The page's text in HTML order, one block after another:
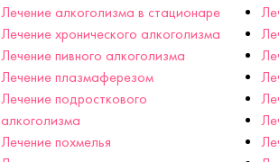
Лечение алкоголизма в стационаре
Лечение хронического алкоголизма
Лечение пивного алкоголизма
Лечение плазмаферезом
Лечение подросткового
алкоголизма
Лечение похмелья